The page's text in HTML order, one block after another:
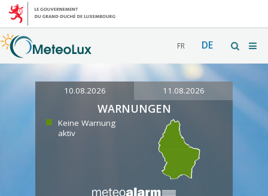
FR DE
10.08.2026 11.08.2026
WARNUNGEN
Keine Warnung
aktiv